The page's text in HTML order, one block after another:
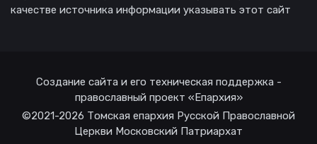
качестве источника информации указывать этот сайт
Создание сайта и его техническая поддержка -
православный проект «Епархия»
©2021-2026 Томская епархия Русской Православной
Церкви Московский Патриархат